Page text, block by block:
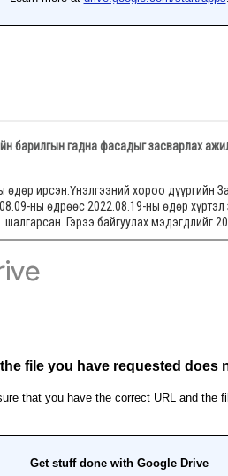
барилгын гадна фасадыг засварлах
ирсэн.Үнэлгээний хороо дүүргийн
ны өдрөөс 2022.08.19-ны өдөр
Гэрээ байгуулах мэдэгдлийг